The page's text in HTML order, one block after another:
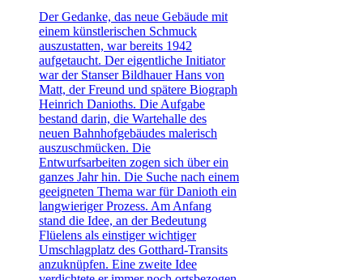
Der Gedanke, das neue Gebäude mit
einem künstlerischen Schmuck
auszustatten, war bereits 1942
aufgetaucht. Der eigentliche Initiator
war der Stanser Bildhauer Hans von
Matt, der Freund und spätere Biograph
Heinrich Danioths. Die Aufgabe
bestand darin, die Wartehalle des
neuen Bahnhofgebäudes malerisch
auszuschmücken. Die
Entwurfsarbeiten zogen sich über ein
ganzes Jahr hin. Die Suche nach einem
geeigneten Thema war für Danioth ein
langwieriger Prozess. Am Anfang
stand die Idee, an der Bedeutung
Flüelens als einstiger wichtiger
Umschlagplatz des Gotthard-Transits
anzuknüpfen. Eine zweite Idee